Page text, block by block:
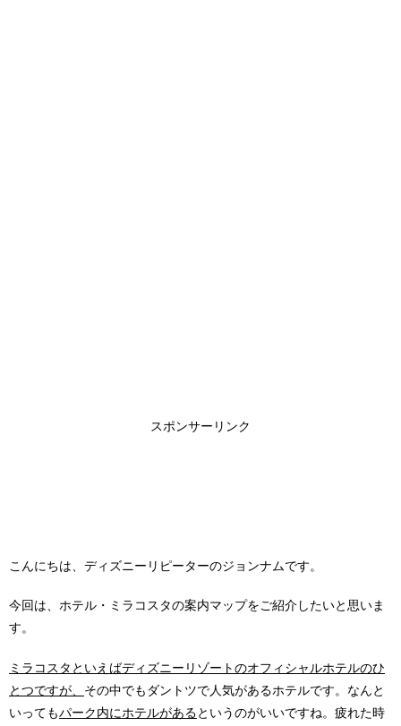
スポンサーリンク
こんにちは、ディズニーリピーターのジョンナムです。
今回は、ホテル・ミラコスタの案内マップをご紹介したいと思いま
す。
ミラコスタといえばディズニーリゾートのオフィシャルホテルのひ
とつですが、 その中でもダントツで人気があるホテルです。なんと
いってもパーク内にホテルがあるというのがいいですね。疲れた時